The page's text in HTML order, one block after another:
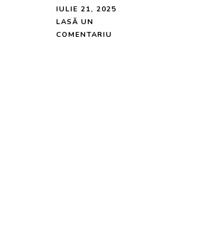
IULIE 21, 2025
LASĂ UN
COMENTARIU